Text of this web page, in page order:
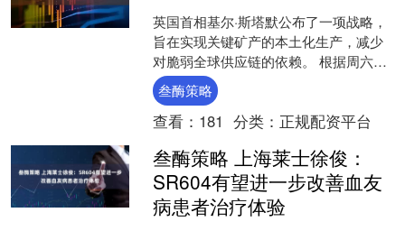
英国首相基尔·斯塔默公布了一项战略，
旨在实现关键矿产的本土化生产，减少
对脆弱全球供应链的依赖。 根据周六发
布的一份声明，该计划目标是在2035年
前，实现英国10....
叁酶策略
查看： 181 分类： 正规配资平台
叁酶策略 上海莱士徐俊：
SR604有望进一步改善血友
病患者治疗体验